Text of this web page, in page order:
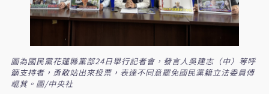
圖為國民黨花蓮縣黨部24日舉行記者會，發言人吳建志（中）等呼
籲支持者，勇敢站出來投票，表達不同意罷免國民黨籍立法委員傅
崐萁。圖/中央社